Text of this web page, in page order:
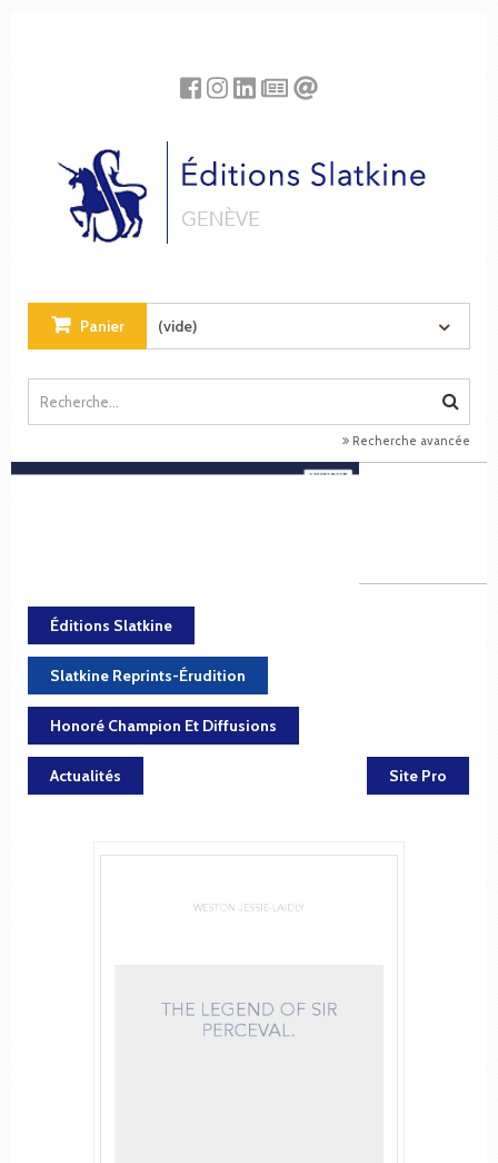
Panier (vide)
Recherche avancée
Éditions Slatkine
Slatkine Reprints-Érudition
Honoré Champion Et Diffusions
Actualités Site Pro